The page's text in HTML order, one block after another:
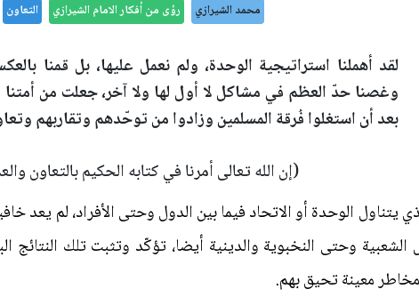
محمد الشيرازي رؤى من أفكار الامام الشيرازي التعاون
لقد أهملنا استراتيجية الوحدة، ولم نعمل عليها، بل قمنا
وغصنا حدّ العظم في مشاكل لا أول لها ولا آخر، جعلت من أمتنا
بعد أن استغلوا فُرقة المسلمين وزادوا من توحّدهم وتقاربهم
(إن الله تعالى أمرنا في كتابه الحكيم بالتعاون
يتناول الوحدة أو الاتحاد فيما بين الدول وحتى الأفراد، لم
وحتى النخبوية والدينية أيضا، تؤكّد وتثبت تلك
معينة تحيق بهم.